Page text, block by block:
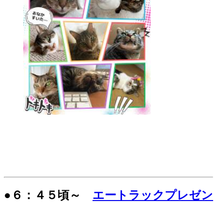
●６：４５頃～ エートラックプレゼン